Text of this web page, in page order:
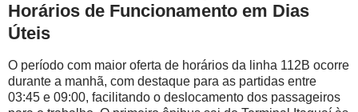
Horários de Funcionamento em Dias
Úteis
O período com maior oferta de horários da linha 112B ocorre
durante a manhã, com destaque para as partidas entre
03:45 e 09:00, facilitando o deslocamento dos passageiros